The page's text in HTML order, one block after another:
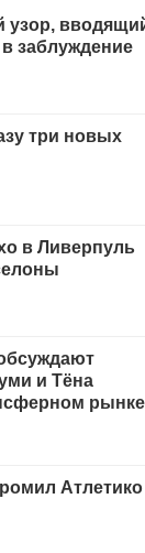
узор,
заблуждение
три новых
в Ливерпуль
и Тёна
рынке
Атлетико